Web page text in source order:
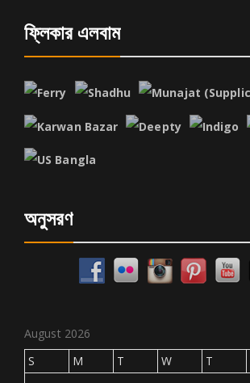
ফ্লিকার এলবাম
অনুসরণ
August 2026
S
M T W T